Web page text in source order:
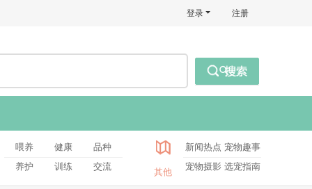
登录 注册
喂养 健康
品种
养护
训练 交流
其他
新闻热点 宠物趣事
宠物摄影 选宠指南